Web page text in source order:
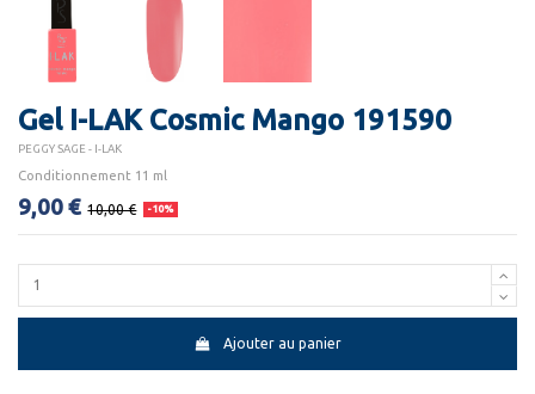
Gel I-LAK Cosmic Mango 191590
PEGGY SAGE - I-LAK
Conditionnement 11 ml
9,00 € 10,00 € -10%
Ajouter au panier